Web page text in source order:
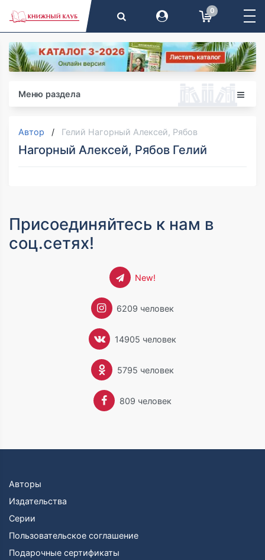
0
Меню раздела
Автор Гелий Нагорный Алексей, Рябов
Нагорный Алексей, Рябов Гелий
Присоединяйтесь к нам в
соц.сетях!
New!
6209 человек
14905 человек
5795 человек
809 человек
Авторы
Издательства
Серии
Пользовательское соглашение
Подарочные сертификаты